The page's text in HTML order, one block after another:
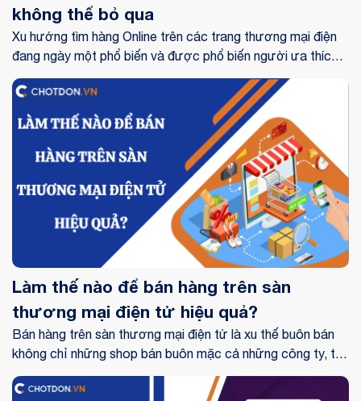
không thể bỏ qua
Xu hướng tìm hàng Online trên các trang thương mại điện
đang ngày một phổ biến và được phổ biến người ưa thích.
Vậy những App bán hàng Online uy tín là các trang Web
nào? Hãy cùng theo dõi bài viết dưới đây nhé. Chốt đơn đã
chia ra 2 ứng dụng bán hàng Online uy tín bao gồm App
thương mại điện tử và App bán hàng trên mạng xã hội.
Làm thế nào để bán hàng trên sàn
thương mại điện tử hiệu quả?
Bán hàng trên sàn thương mại điện tử là xu thế buôn bán
không chỉ những shop bán buôn mặc cả những công ty, tổ
chức chọn lựa để nâng cao số lượng đơn hàng, doanh thu
bán hàng của mình. Bán hàng trên sàn thương mại điện tử